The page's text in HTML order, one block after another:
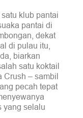
klub pantai
pantai di
dekat
di pulau itu,
biarkan
satu koktail
Crush – sambil
pecah tepat
yang selalu